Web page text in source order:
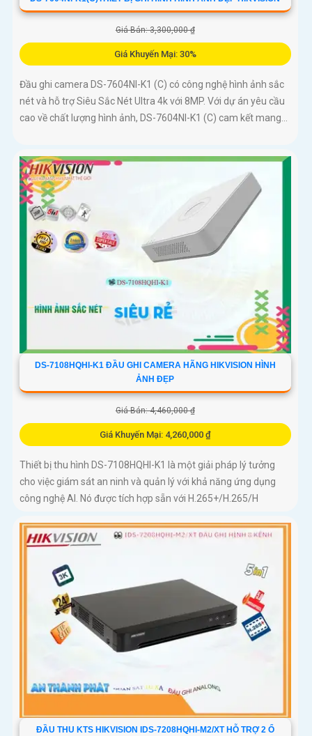
Giá Bán: 3,300,000 ₫
Giá Khuyến Mại: 30%
Đầu ghi camera DS-7604NI-K1 (C) có công nghệ hình ảnh sắc
nét và hỗ trợ Siêu Sắc Nét Ultra 4k với 8MP. Với dự án yêu cầu
cao về chất lượng hình ảnh, DS-7604NI-K1 (C) cam kết mang...
DS-7108HQHI-K1 ĐẦU GHI CAMERA HÃNG HIKVISION HÌNH
ẢNH ĐẸP
Giá Bán: 4,460,000 ₫
Giá Khuyến Mại: 4,260,000 ₫
Thiết bị thu hình DS-7108HQHI-K1 là một giải pháp lý tưởng
cho việc giám sát an ninh và quản lý với khả năng ứng dụng
công nghệ AI. Nó được tích hợp sẵn với H.265+/H.265/H
ĐẦU THU KTS HIKVISION IDS-7208HQHI-M2/XT HỖ TRỢ 2 Ổ